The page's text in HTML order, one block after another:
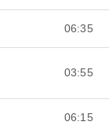
06:35
03:55
06:15